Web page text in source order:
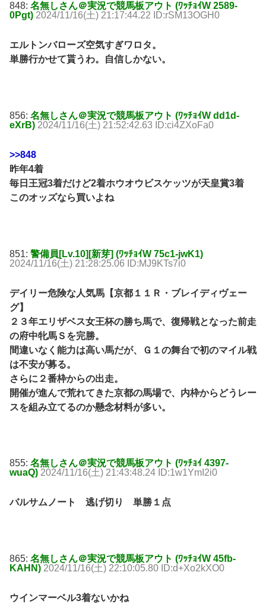
848: 名無しさん＠実況で競馬板アウト (ﾜｯﾁｮｲW 2589-
0Pgt) 2024/11/16(土) 21:17:44.22 ID:rSM13OGH0
エルトンバローズ空気すぎワロタ。
単勝行かせて貰うわ。自信しかない。
856: 名無しさん＠実況で競馬板アウト (ﾜｯﾁｮｲW dd1d-
eXrB) 2024/11/16(土) 21:52:42.63 ID:ci4ZXoFa0
>>848
昨年4着
毎日王冠3着だけど2着ホウオウビスケッツが天皇賞3着
このオッズなら買いよね
851: 警備員[Lv.10][新芽] (ﾜｯﾁｮｲW 75c1-jwK1)
2024/11/16(土) 21:28:25.06 ID:MJ9KTs7i0
デイリー危険な人気馬【京都１１Ｒ・ブレイディヴェー
グ】
２３年エリザベス女王杯の勝ち馬で、復帰戦となった前走
の府中牝馬Ｓを完勝。
間違いなく能力は高い馬だが、Ｇ１の舞台で初のマイル戦
は不安が募る。
さらに２番枠からの出走。
開催が進んで荒れてきた京都の馬場で、内枠からどうレー
スを組み立てるのか懸念材料が多い。
855: 名無しさん＠実況で競馬板アウト (ﾜｯﾁｮｲ 4397-
wuaQ) 2024/11/16(土) 21:43:48.24 ID:1w1YmI2i0
バルサムノート 逃げ切り 単勝１点
865: 名無しさん＠実況で競馬板アウト (ﾜｯﾁｮｲW 45fb-
KAHN) 2024/11/16(土) 22:10:05.80 ID:d+Xo2kXO0
ウインマーベル3着ないかね